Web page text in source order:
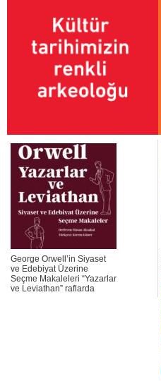
George Orwell’in Siyaset
ve Edebiyat Üzerine
Seçme Makaleleri “Yazarlar
ve Leviathan” raflarda